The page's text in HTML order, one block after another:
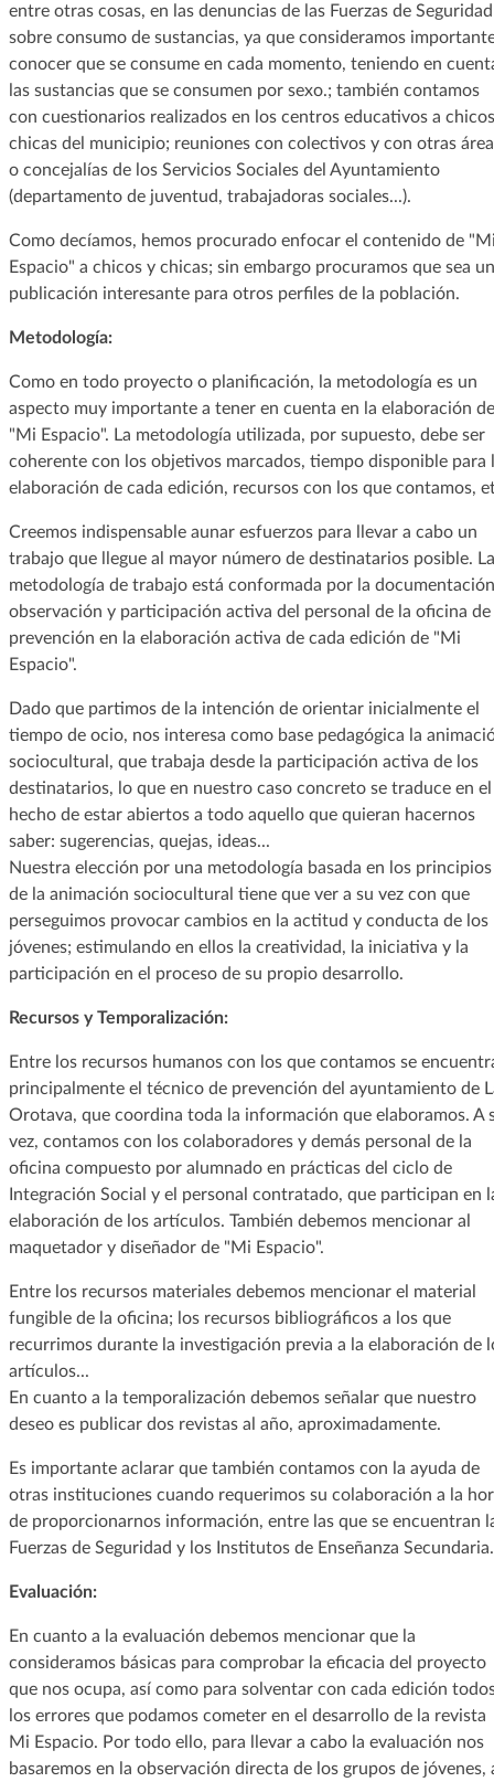
entre otras cosas, en las denuncias de las Fuerzas de Seguridad
sobre consumo de sustancias, ya que consideramos
conocer que se consume en cada momento, teniendo en
las sustancias que se consumen por sexo.; también contamos
con cuestionarios realizados en los centros educativos a
chicas del municipio; reuniones con colectivos y con otras
o concejalías de los Servicios Sociales del Ayuntamiento
(departamento de juventud, trabajadoras sociales...).
Como decíamos, hemos procurado enfocar el contenido de
Espacio" a chicos y chicas; sin embargo procuramos que sea
publicación interesante para otros perfiles de la población.
Metodología:
Como en todo proyecto o planificación, la metodología es un
aspecto muy importante a tener en cuenta en la elaboración de
"Mi Espacio". La metodología utilizada, por supuesto, debe ser
coherente con los objetivos marcados, tiempo disponible para
elaboración de cada edición, recursos con los que contamos,
Creemos indispensable aunar esfuerzos para llevar a cabo un
trabajo que llegue al mayor número de destinatarios posible. La
metodología de trabajo está conformada por la
observación y participación activa del personal de la oficina de
prevención en la elaboración activa de cada edición de "Mi
Espacio".
Dado que partimos de la intención de orientar inicialmente el
tiempo de ocio, nos interesa como base pedagógica la
sociocultural, que trabaja desde la participación activa de los
destinatarios, lo que en nuestro caso concreto se traduce en el
hecho de estar abiertos a todo aquello que quieran hacernos
saber: sugerencias, quejas, ideas...
Nuestra elección por una metodología basada en los principios
de la animación sociocultural tiene que ver a su vez con que
perseguimos provocar cambios en la actitud y conducta de los
jóvenes; estimulando en ellos la creatividad, la iniciativa y la
participación en el proceso de su propio desarrollo.
Recursos y Temporalización:
Entre los recursos humanos con los que contamos se
principalmente el técnico de prevención del ayuntamiento de
Orotava, que coordina toda la información que elaboramos. A
vez, contamos con los colaboradores y demás personal de la
oficina compuesto por alumnado en prácticas del ciclo de
Integración Social y el personal contratado, que participan en
elaboración de los artículos. También debemos mencionar al
maquetador y diseñador de "Mi Espacio".
Entre los recursos materiales debemos mencionar el material
fungible de la oficina; los recursos bibliográficos a los que
recurrimos durante la investigación previa a la elaboración de
artículos...
En cuanto a la temporalización debemos señalar que nuestro
deseo es publicar dos revistas al año, aproximadamente.
Es importante aclarar que también contamos con la ayuda de
otras instituciones cuando requerimos su colaboración a la
de proporcionarnos información, entre las que se encuentran
Fuerzas de Seguridad y los Institutos de Enseñanza Secundaria.
Evaluación:
En cuanto a la evaluación debemos mencionar que la
consideramos básicas para comprobar la eficacia del proyecto
que nos ocupa, así como para solventar con cada edición
los errores que podamos cometer en el desarrollo de la revista
Mi Espacio. Por todo ello, para llevar a cabo la evaluación nos
basaremos en la observación directa de los grupos de jóvenes,